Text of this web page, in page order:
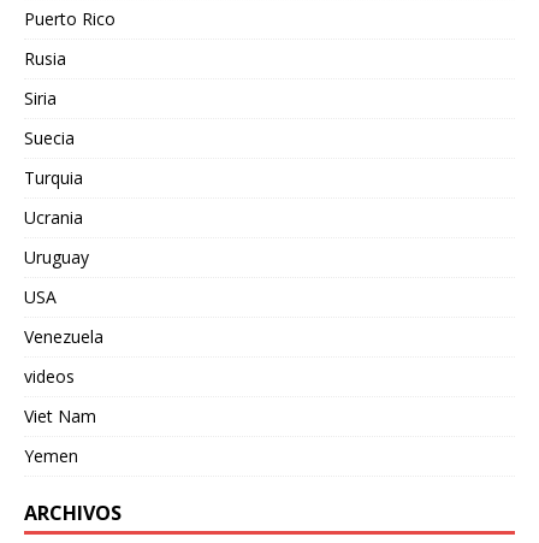
Puerto Rico
Rusia
Siria
Suecia
Turquia
Ucrania
Uruguay
USA
Venezuela
videos
Viet Nam
Yemen
ARCHIVOS